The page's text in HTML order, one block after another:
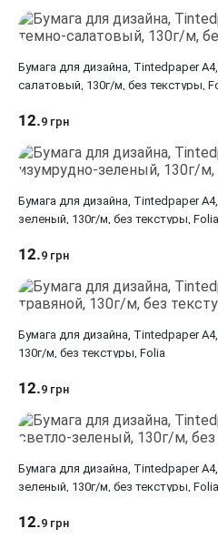
Бумага для дизайна, Tintedpaper
салатовый, 130г/м, без текстуры,
12.9 грн
Бумага для дизайна, Tintedpaper
зеленый, 130г/м, без текстуры, Folia
12.9 грн
Бумага для дизайна, Tintedpaper
130г/м, без текстуры, Folia
12.9 грн
Бумага для дизайна, Tintedpaper
зеленый, 130г/м, без текстуры, Folia
12.9 грн